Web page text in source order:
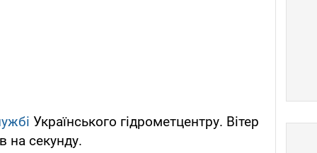
Українського гідрометцентру. Вітер
на секунду.